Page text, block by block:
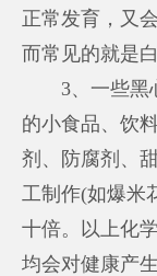
正常发育，又
而常见的就是
3、一些黑心
的小食品、饮
剂、防腐剂、
工制作(如爆米
十倍。以上化
均会对健康产